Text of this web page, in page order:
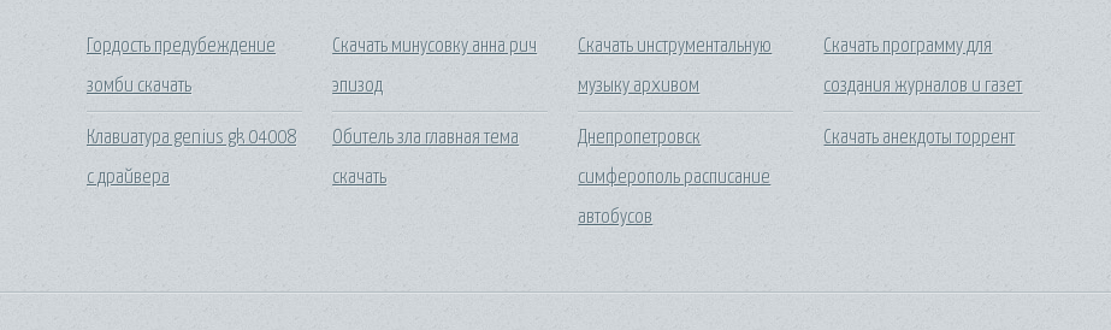
Гордость предубеждение
зомби скачать
Клавиатура genius gk 04008
c драйвера
Скачать минусовку анна рич
эпизод
Обитель зла главная тема
скачать
Скачать инструментальную
музыку архивом
Днепропетровск
симферополь расписание
автобусов
Скачать программу для
создания журналов и газет
Скачать анекдоты торрент